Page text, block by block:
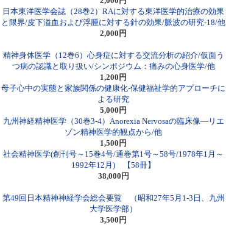
日本東洋医学会誌（28巻2）RAに対する東洋医学的治療の効果
と限界/皮下溢血および浮腫に対する針の効果/脈波の研究-18/他
2,000円
精神身体医学（12巻6）心身症に対する交流分析の紹介/仮面う
つ病の認識と取り扱い/シンポジウム：痛みの心身医学/他
1,200円
母子心中の実態と家族関係の健康化-保健福祉学的アプローチに
よる研究
5,000円
九州神経精神医学（30巻3-4）Anorexia Nervosaの臨床像―リエ
ゾン精神医学的観点から/他
1,500円
社会精神医学(創刊号～15巻4号/通巻第1号～58号/1978年1月～
1992年12月) 【58冊】
38,000円
第49回日本精神神経学会総会要覧 （昭和27年5月1-3日、九州
大学医学部）
3,500円